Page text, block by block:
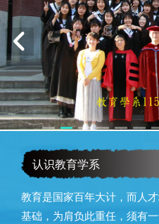
认识教育学系
教育是国家百年大计，而人
基础，为肩负此重任，须有